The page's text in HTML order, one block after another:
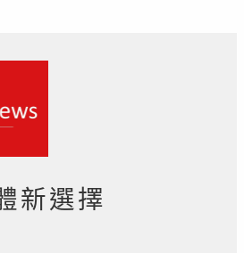
新選擇